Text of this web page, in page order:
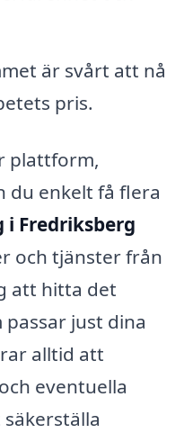
är svårt att nå
pris.
plattform,
du enkelt få flera
Fredriksberg
och tjänster från
att hitta det
just dina
alltid att
eventuella